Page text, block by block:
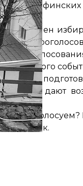
в финских
Я член
для этого
на
дают
Голосуем?
участок.